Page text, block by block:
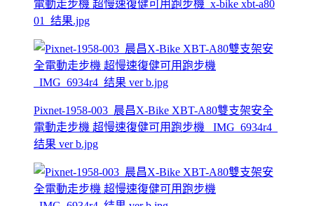
電動走步機 超慢速復健可用跑步機_x-bike xbt-a80
01_结果.jpg
Pixnet-1958-003_晨昌X-Bike XBT-A80雙支架安全
電動走步機 超慢速復健可用跑步機 _IMG_6934r4_
结果 ver b.jpg